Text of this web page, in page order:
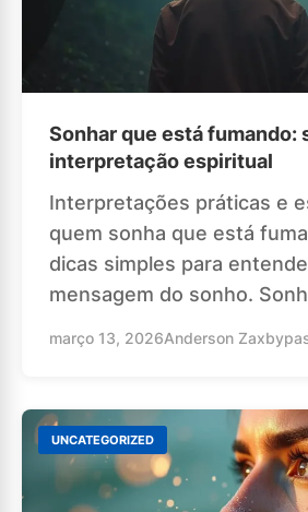
Sonhar que está fumando:
interpretação espiritual
Interpretações práticas e
quem sonha que está
dicas simples para
mensagem do sonho.
março 13, 2026Anderson
UNCATEGORIZED